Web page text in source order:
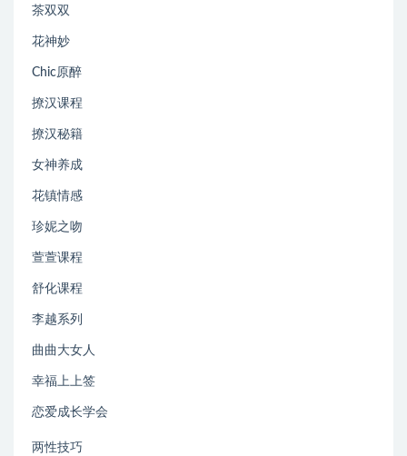
茶双双
花神妙
Chic原醉
撩汉课程
撩汉秘籍
女神养成
花镇情感
珍妮之吻
萱萱课程
舒化课程
李越系列
曲曲大女人
幸福上上签
恋爱成长学会
两性技巧